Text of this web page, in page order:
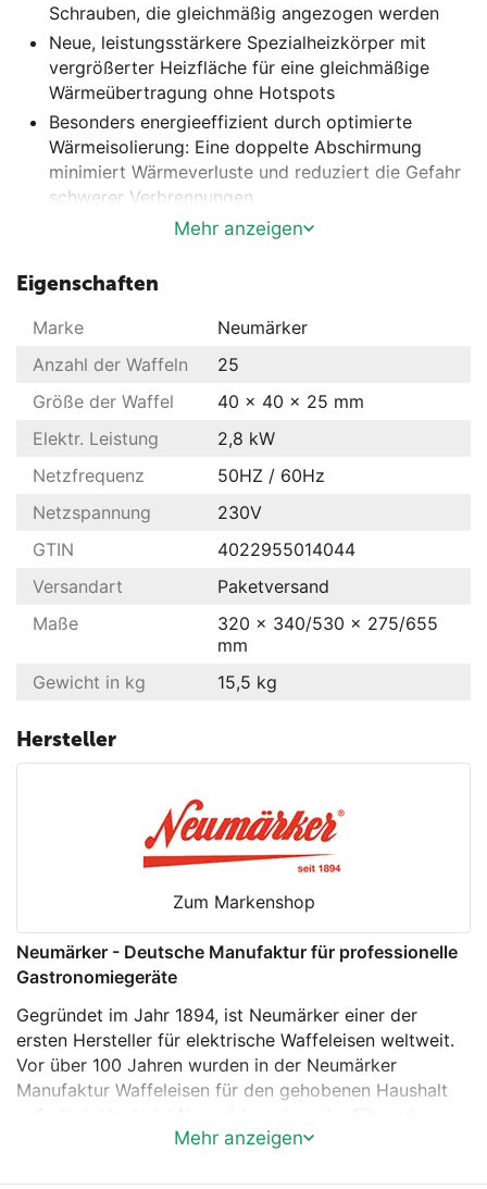
Schrauben, die gleichmäßig angezogen werden
Neue, leistungsstärkere Spezialheizkörper mit
vergrößerter Heizfläche für eine gleichmäßige
Wärmeübertragung ohne Hotspots
Besonders energieeffizient durch optimierte
Wärmeisolierung: Eine doppelte Abschirmung
minimiert Wärmeverluste und reduziert die Gefahr
schwerer Verbrennungen
Äußerst stabile Rahmenkostruktion durch
Der Abstand von 42 mm zwischen den heißen
thermische Entkopplung und verlängert somit die
Lebenszeit des Produktes
Wärmeaustausch im Gehäuse
Einfache Reinigung der leicht erreichbaren
Oberflächen
Besonders servicefreundliche Konstruktion für eine
einfache Wartung und Reparatur
Frontpanel mit Display aus pflegeleichtem und
Kontrollleuchte
Gehäuse Edelstahl
Wechselplatten: Für 25 Waffelbällchen je 40 x 40 x
Antihaftbeschichtung.
Mehr anzeigen
Eigenschaften
Marke
Neumärker
Anzahl der Waffeln
25
Größe der Waffel
40 x 40 x 25 mm
Elektr. Leistung
2,8 kW
Netzfrequenz
50HZ / 60Hz
Netzspannung
230V
GTIN
4022955014044
Versandart
Paketversand
Maße
320 x 340/530 x 275/655
mm
Gewicht in kg
15,5 kg
Hersteller
Zum Markenshop
Neumärker - Deutsche Manufaktur für professionelle
Gastronomiegeräte
Gegründet im Jahr 1894, ist Neumärker einer der
ersten Hersteller für elektrische Waffeleisen weltweit.
Vor über 100 Jahren wurden in der Neumärker
Manufaktur Waffeleisen für den gehobenen Haushalt
Produzenten von professionellen Waffeleisen,
Mehr anzeigen